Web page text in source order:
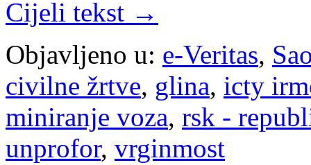
Cijeli tekst →
Objavljeno u: e-Veritas,
civilne žrtve, glina, icty
miniranje voza, rsk -
unprofor, vrginmost